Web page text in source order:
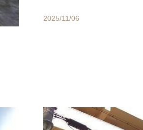
2025/11/06